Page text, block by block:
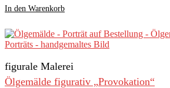
In den Warenkorb
figurale Malerei
Ölgemälde figurativ „Provokation“